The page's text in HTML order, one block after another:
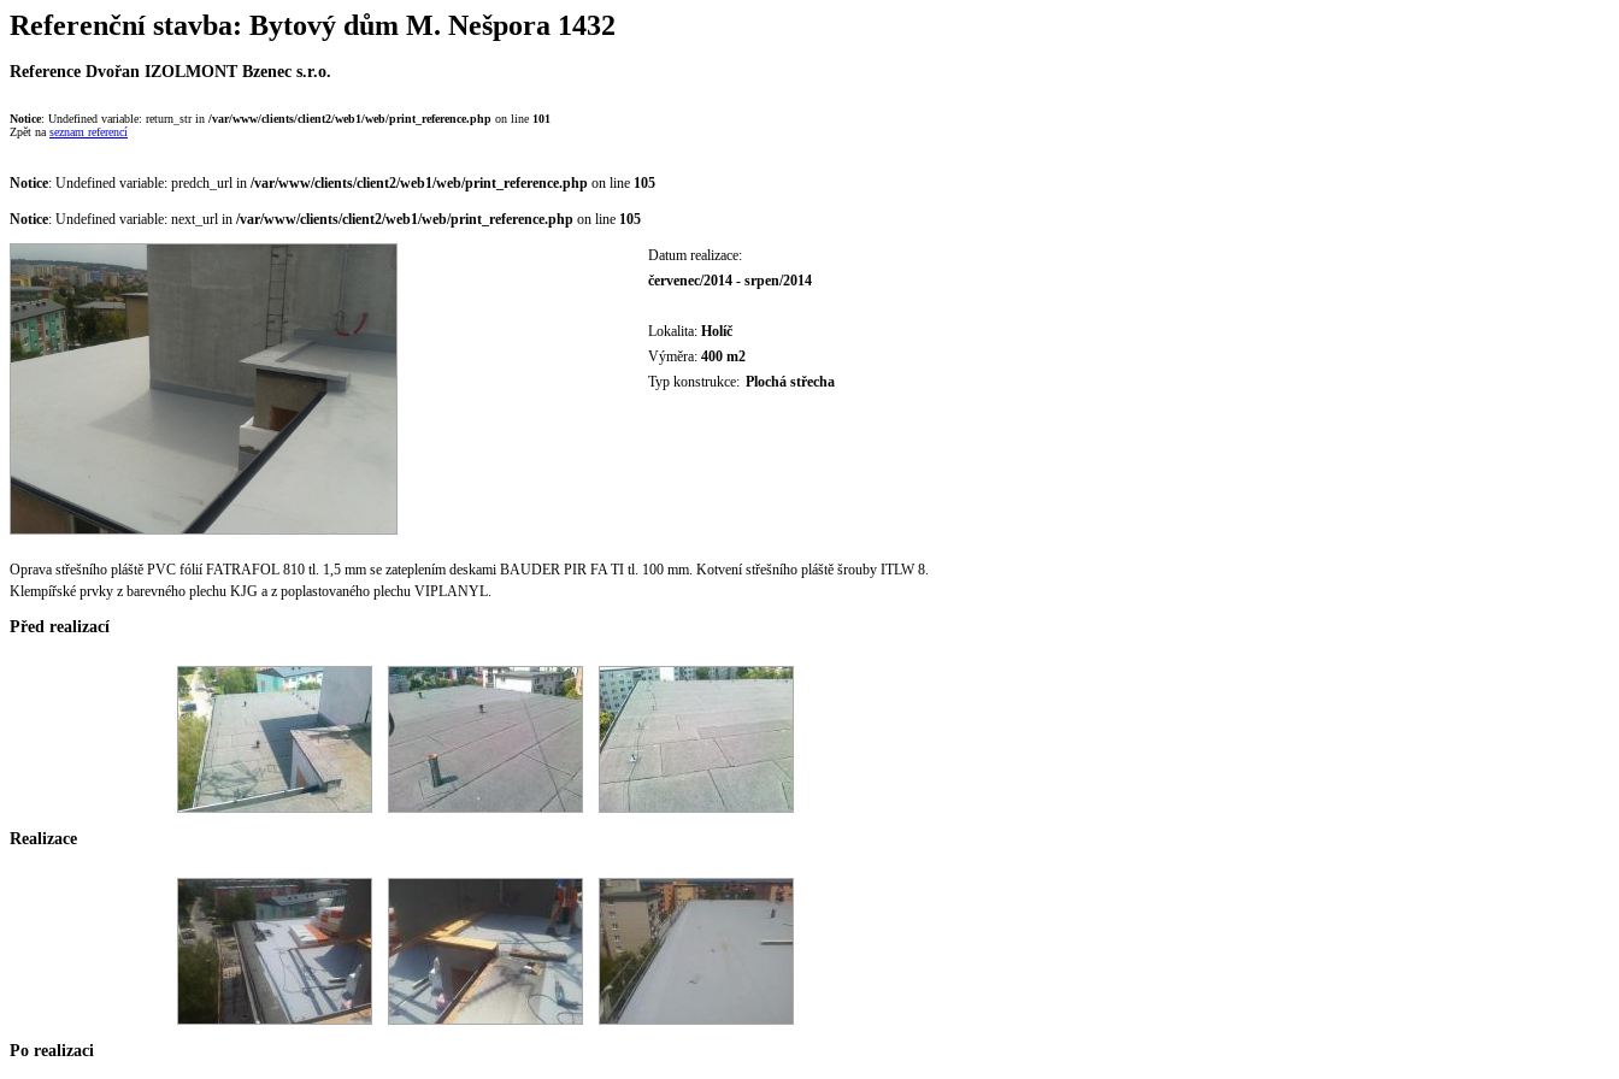
Referenční stavba: Bytový dům M. Nešpora 1432
Reference Dvořan IZOLMONT Bzenec s.r.o.
Notice: Undefined variable: return_str in /var/www/clients/client2/web1/web/print_reference.php on line 101
Zpět na seznam referencí
Notice: Undefined variable: predch_url in /var/www/clients/client2/web1/web/print_reference.php on line 105
Notice: Undefined variable: next_url in /var/www/clients/client2/web1/web/print_reference.php on line 105
Datum realizace:
červenec/2014 - srpen/2014
Lokalita: Holíč
Výměra: 400 m2
Typ konstrukce: Plochá střecha
Oprava střešního pláště PVC fólií FATRAFOL 810 tl. 1,5 mm se zateplením deskami BAUDER PIR FA TI tl. 100 mm. Kotvení střešního pláště šrouby ITLW 8.
Klempířské prvky z barevného plechu KJG a z poplastovaného plechu VIPLANYL.
Před realizací
Realizace
Po realizaci